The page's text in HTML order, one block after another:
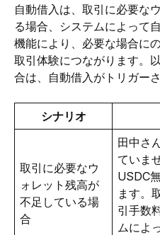
自動借入は、取引に必要な
る場合、システムによって
機能により、必要な場合に
取引体験につながります。
合は、自動借入がトリガーさ
シナリオ
取引に必要なウ
ォレット残高が
不足している場
合
田中さ
ていま
USDC
ます。
引手数
ムによ